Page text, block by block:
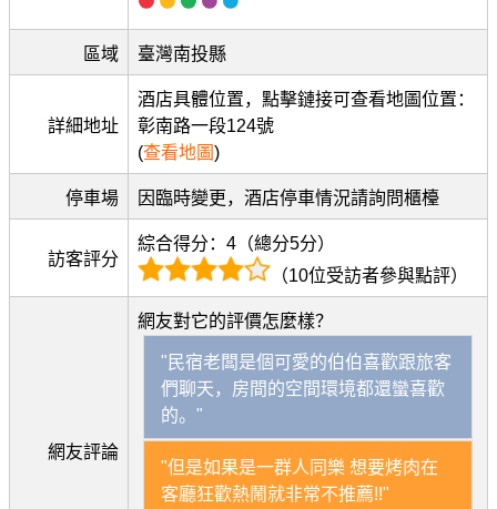
區域 臺灣南投縣
詳細地址
酒店具體位置，點擊鏈接可查看地圖位置：
彰南路一段124號
(查看地圖)
停車場 因臨時變更，酒店停車情況請詢問櫃檯
訪客評分
綜合得分：4（總分5分）
（10位受訪者參與點評）
網友評論
網友對它的評價怎麼樣？
"民宿老闆是個可愛的伯伯喜歡跟旅客
們聊天，房間的空間環境都還蠻喜歡
的。"
"但是如果是一群人同樂 想要烤肉在
客廳狂歡熱鬧就非常不推薦!!"